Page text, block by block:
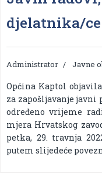
djelatnika/ce
Administrator Javne
Općina Kaptol
za zapošljavanje javni
određeno vrijeme
mjera Hrvatskog
petka, 29. travnja
putem slijedeće